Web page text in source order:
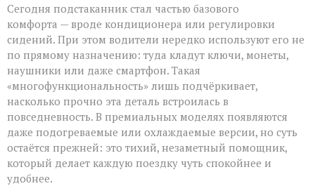
Сегодня подстаканник стал частью базового
комфорта — вроде кондиционера или регулировки
сидений. При этом водители нередко используют его не
по прямому назначению: туда кладут ключи, монеты,
наушники или даже смартфон. Такая
«многофункциональность» лишь подчёркивает,
насколько прочно эта деталь встроилась в
повседневность. В премиальных моделях появляются
даже подогреваемые или охлаждаемые версии, но суть
остаётся прежней: это тихий, незаметный помощник,
который делает каждую поездку чуть спокойнее и
удобнее.